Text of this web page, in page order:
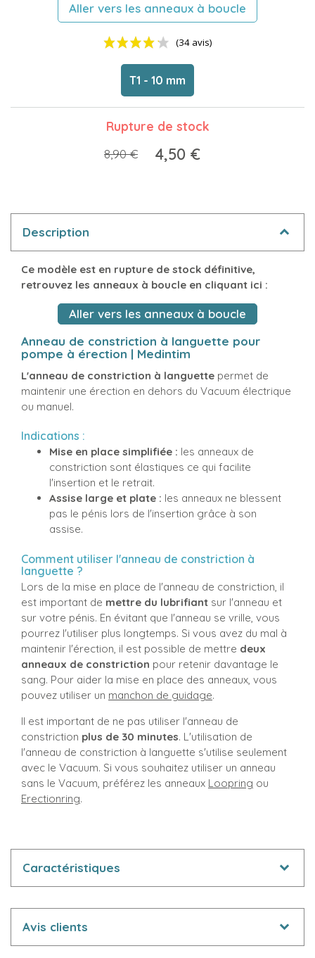
Aller vers les anneaux à boucle
T1 - 10 mm
Rupture de stock
8,90 €
4,50 €
Description
Ce modèle est en rupture de stock définitive,
retrouvez les anneaux à boucle en cliquant ici :
Aller vers les anneaux à boucle
Anneau de constriction à languette pour
pompe à érection | Medintim
L'anneau de constriction à languette permet de
maintenir une érection en dehors du Vacuum électrique
ou manuel.
Indications :
Mise en place simplifiée : les anneaux de
constriction sont élastiques ce qui facilite
l'insertion et le retrait.
Assise large et plate : les anneaux ne blessent
pas le pénis lors de l'insertion grâce à son
assise.
Comment utiliser l'anneau de constriction à
languette ?
Lors de la mise en place de l'anneau de constriction, il
est important de mettre du lubrifiant sur l'anneau et
sur votre pénis. En évitant que l'anneau se vrille, vous
pourrez l'utiliser plus longtemps. Si vous avez du mal à
maintenir l'érection, il est possible de mettre deux
anneaux de constriction pour retenir davantage le
sang. Pour aider la mise en place des anneaux, vous
pouvez utiliser un manchon de guidage.
Il est important de ne pas utiliser l'anneau de
constriction plus de 30 minutes. L'utilisation de
l'anneau de constriction à languette s'utilise seulement
avec le Vacuum. Si vous souhaitez utiliser un anneau
sans le Vacuum, préférez les anneaux Loopring ou
Erectionring.
Caractéristiques
Avis clients